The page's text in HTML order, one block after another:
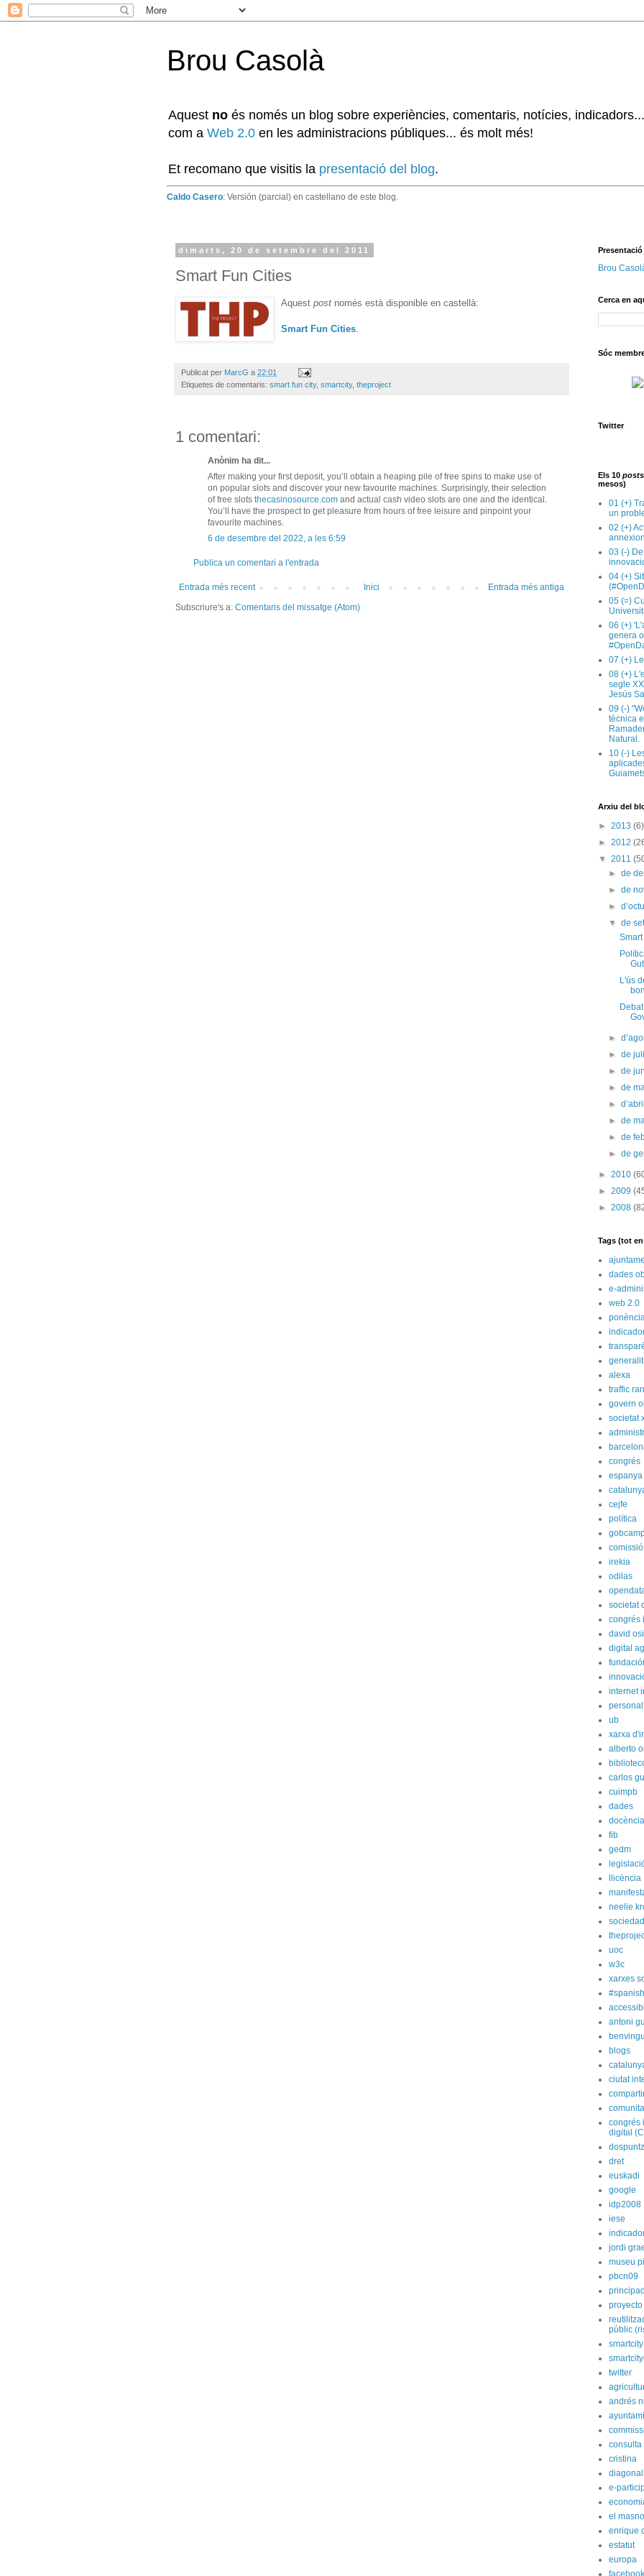
Brou Casolà
Aquest no és només un blog sobre experiències, comentaris, notícies,
com a Web 2.0 en les administracions públiques... és molt més!
Et recomano que visitis la presentació del blog.
Caldo Casero: Versión (parcial) en castellano de este blog.
dimarts, 20 de setembre del 2011
Smart Fun Cities
Aquest post només està disponible en castellà:
Smart Fun Cities
Publicat per MarcG a 22:01
Etiquetes de comentaris: smart fun city, smartcity, theproject
1 comentari:
Anònim ha dit...
After making your first deposit, you’ll obtain a heaping pile of free spins to make use of
on popular slots and discover your new favourite machines. Surprisingly, their selection
of free slots thecasinosource.com and actual cash video slots are one and the identical.
You’ll have the prospect to get pleasure from hours of free leisure and pinpoint your
favourite machines.
6 de desembre del 2022, a les 6:59
Publica un comentari a l'entrada
Entrada més recent Entrada més antiga
Inici
Subscriure's a: Comentaris del missatge (Atom)
Brou
Cerca en
Sóc
Twitter
Els 10 posts
mesos)
01 (+)
un
02 (+)
03 (-)
04 (+)
05 (=)
06 (+)
genera
07 (+)
08 (+)
segle
Jesús
09 (-)
tècnica
Natural.
10 (-)
Arxiu del
► 2013 (6)
► 2012
▼ 2011
►de
►de
►
▼de
L'ús
►
►de
►de
►de
►
►de
►de
►de
► 2010
► 2009
► 2008
Tags (tot
dades
e-
web 2.0
alexa
traffic
govern
societat
congrés
espanya
cejfe
política
irekia
odilas
societat
congrés
david
digital
internet
ub
xarxa
alberto
carlos
cuimpb
dades
docència
fib
gedm
llicència
neelie
uoc
w3c
xarxes
antoni
blogs
ciutat
congrés
digital
dret
euskadi
google
idp2008
iese
jordi
museu
pbcn09
públic
smartcity
twitter
andrés
consulta
cristina
diagonal
e-
el
enrique
estatut
europa
facebook